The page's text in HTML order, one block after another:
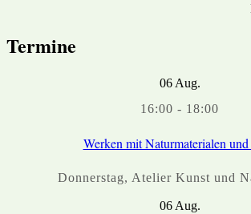
Termine
06Aug.
16:00 - 18:00
Werken mit Naturmaterialen
Donnerstag, Atelier Kunst und
06Aug.